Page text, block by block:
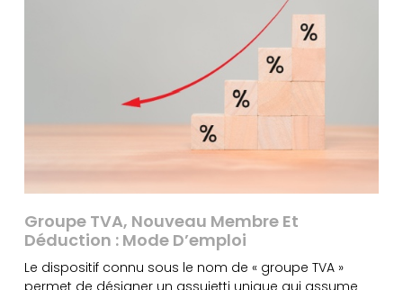
Groupe TVA, Nouveau Membre Et
Déduction : Mode D’emploi
Le dispositif connu sous le nom de « groupe TVA »
permet de désigner un assujetti unique qui assume